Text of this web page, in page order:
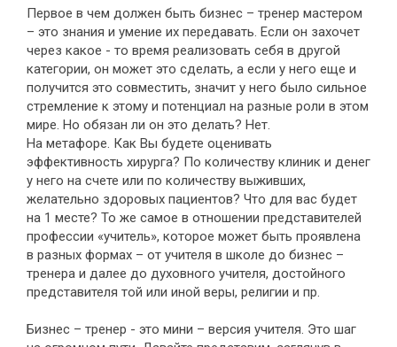
Первое в чем должен быть бизнес – тренер мастером
– это знания и умение их передавать. Если он захочет
через какое - то время реализовать себя в другой
категории, он может это сделать, а если у него еще и
получится это совместить, значит у него было сильное
стремление к этому и потенциал на разные роли в этом
мире. Но обязан ли он это делать? Нет.
На метафоре. Как Вы будете оценивать
эффективность хирурга? По количеству клиник и денег
у него на счете или по количеству выживших,
желательно здоровых пациентов? Что для вас будет
на 1 месте? То же самое в отношении представителей
профессии «учитель», которое может быть проявлена
в разных формах – от учителя в школе до бизнес –
тренера и далее до духовного учителя, достойного
представителя той или иной веры, религии и пр.
Бизнес – тренер - это мини – версия учителя. Это шаг